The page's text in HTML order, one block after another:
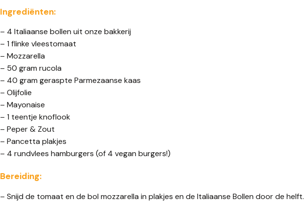
Ingrediënten:
– 4 Italiaanse bollen uit onze bakkerij
– 1 flinke vleestomaat
– Mozzarella
– 50 gram rucola
– 40 gram geraspte Parmezaanse kaas
– Olijfolie
– Mayonaise
– 1 teentje knoflook
– Peper & Zout
– Pancetta plakjes
– 4 rundvlees hamburgers (of 4 vegan burgers!)
Bereiding:
– Snijd de tomaat en de bol mozzarella in plakjes en de Italiaanse Bollen door de helft.